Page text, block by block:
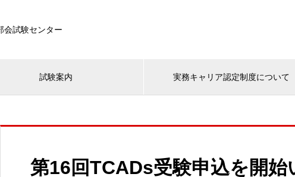
会試験センター
試験案内 実務キャリア認定制度について
第16回TCADs受験申込を開始